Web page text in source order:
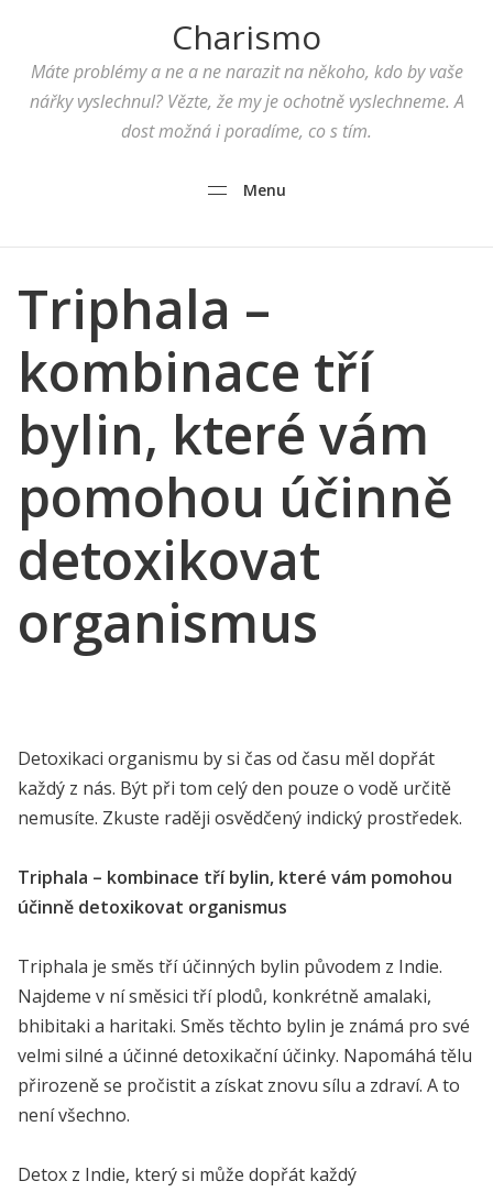
Charismo
Máte problémy a ne a ne narazit na někoho, kdo by vaše
nářky vyslechnul? Vězte, že my je ochotně vyslechneme. A
dost možná i poradíme, co s tím.
Menu
Triphala –
kombinace tří
bylin, které vám
pomohou účinně
detoxikovat
organismus
Detoxikaci organismu by si čas od času měl dopřát
každý z nás. Být při tom celý den pouze o vodě určitě
nemusíte. Zkuste raději osvědčený indický prostředek.
Triphala – kombinace tří bylin, které vám pomohou
účinně detoxikovat organismus
Triphala je směs tří účinných bylin původem z Indie.
Najdeme v ní směsici tří plodů, konkrétně amalaki,
bhibitaki a haritaki. Směs těchto bylin je známá pro své
velmi silné a účinné detoxikační účinky. Napomáhá tělu
přirozeně se pročistit a získat znovu sílu a zdraví. A to
není všechno.
Detox z Indie, který si může dopřát každý